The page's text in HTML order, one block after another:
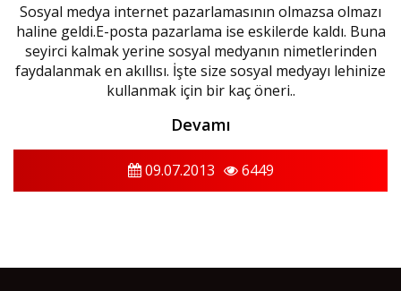
Sosyal medya internet pazarlamasının olmazsa olmazı
haline geldi.E-posta pazarlama ise eskilerde kaldı. Buna
seyirci kalmak yerine sosyal medyanın nimetlerinden
faydalanmak en akıllısı. İşte size sosyal medyayı lehinize
kullanmak için bir kaç öneri..
Devamı
09.07.2013 6449